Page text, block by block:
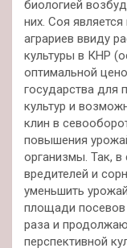
биологией
них. Соя
аграриев ввиду
культуры в КНР
оптимальной
государства для
культур и
клин в
повышения
организмы. Так,
вредителей и
уменьшить
площади посевов
раза и
перспективной